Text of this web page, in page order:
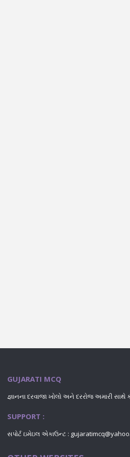
GUJARATI MCQ
જ્ઞાનના દરવાજા ખોલો અને દરરોજ અમારી સાથે
SUPPORT :
સપોર્ટ ઇમેઇલ એકાઉન્ટ :